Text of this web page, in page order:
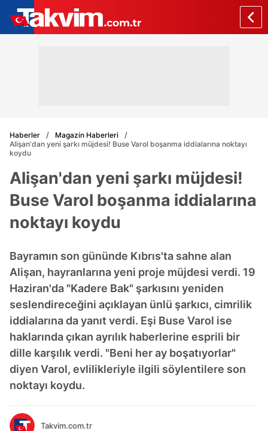
Haberler
Magazin Haberleri
Alişan'dan yeni şarkı müjdesi! Buse Varol boşanma iddialarına noktayı
koydu
Alişan'dan yeni şarkı müjdesi!
Buse Varol boşanma iddialarına
noktayı koydu
Bayramın son gününde Kıbrıs'ta sahne alan
Alişan, hayranlarına yeni proje müjdesi verdi. 19
Haziran'da "Kadere Bak" şarkısını yeniden
seslendireceğini açıklayan ünlü şarkıcı, cimrilik
iddialarına da yanıt verdi. Eşi Buse Varol ise
haklarında çıkan ayrılık haberlerine esprili bir
dille karşılık verdi. "Beni her ay boşatıyorlar"
diyen Varol, evlilikleriyle ilgili söylentilere son
noktayı koydu.
Takvim.com.tr